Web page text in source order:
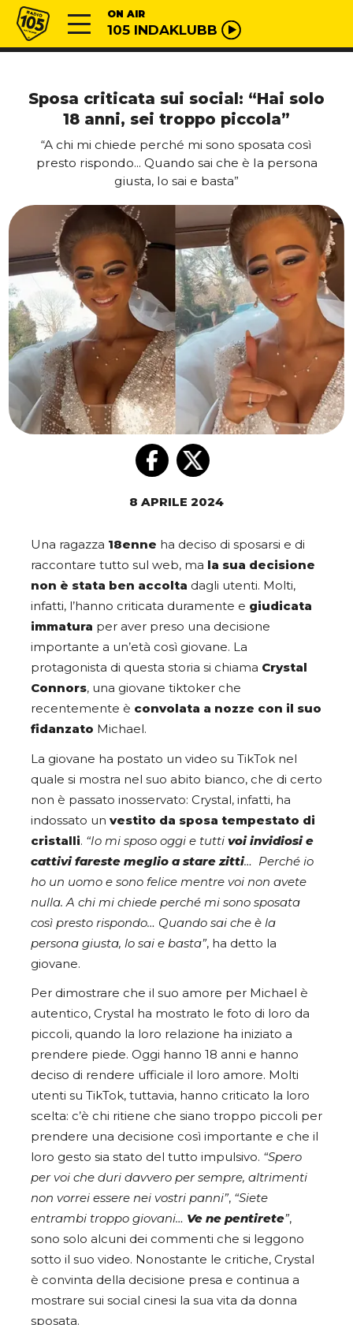
Vai al contenuto
Radio 105 ON AIR
105 INDAKLUBB
Sposa criticata sui social: “Hai solo
18 anni, sei troppo piccola”
“A chi mi chiede perché mi sono sposata così
presto rispondo... Quando sai che è la persona
giusta, lo sai e basta”
8 APRILE 2024
Una ragazza 18enne ha deciso di sposarsi e di
raccontare tutto sul web, ma
la sua decisione
non è stata ben accolta dagli utenti. Molti,
infatti, l’hanno criticata duramente e giudicata
immatura per aver preso una decisione
importante a un’età così giovane. La
protagonista di questa storia si chiama Crystal
Connors, una giovane tiktoker che
recentemente è convolata a nozze con il suo
fidanzato Michael.
La giovane ha postato un video su TikTok nel
quale si mostra nel suo abito bianco, che di certo
non è passato inosservato: Crystal, infatti, ha
indossato un vestito da sposa tempestato di
cristalli. “Io mi sposo oggi e tutti voi invidiosi e
cattivi fareste meglio a stare zitti… Perché io
ho un uomo e sono felice mentre voi non avete
nulla. A chi mi chiede perché mi sono sposata
così presto rispondo… Quando sai che è la
persona giusta, lo sai e basta”, ha detto la
giovane.
Per dimostrare che il suo amore per Michael è
autentico, Crystal ha mostrato le foto di loro da
piccoli, quando la loro relazione ha iniziato a
prendere piede. Oggi hanno 18 anni e hanno
deciso di rendere ufficiale il loro amore. Molti
utenti su TikTok, tuttavia, hanno criticato la loro
scelta: c’è chi ritiene che siano troppo piccoli per
prendere una decisione così importante e che il
loro gesto sia stato del tutto impulsivo. “Spero
per voi che duri davvero per sempre, altrimenti
non vorrei essere nei vostri panni”, “Siete
entrambi troppo giovani… Ve ne pentirete”,
sono solo alcuni dei commenti che si leggono
sotto il suo video. Nonostante le critiche, Crystal
è convinta della decisione presa e continua a
mostrare sui social cinesi la sua vita da donna
sposata.